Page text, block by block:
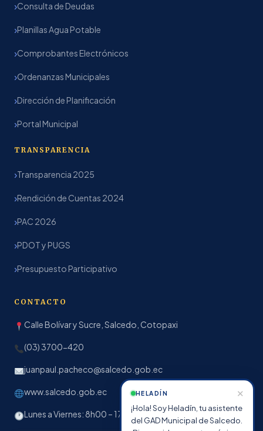
Consulta de Deudas
Planillas Agua Potable
Comprobantes Electrónicos
Ordenanzas Municipales
Dirección de Planificación
Portal Municipal
TRANSPARENCIA
Transparencia 2025
Rendición de Cuentas 2024
PAC 2026
PDOT y PUGS
Presupuesto Participativo
CONTACTO
Calle Bolívar y Sucre, Salcedo, Cotopaxi
(03) 3700-420
juanpaul.pacheco@salcedo.gob.ec
www.salcedo.gob.ec
Lunes a Viernes: 8h00 – 17h00
HELADÍN ✕
¡Hola! Soy Heladín, tu asistente
del GAD Municipal de Salcedo.